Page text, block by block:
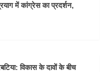
में कांग्रेस का प्रदर्शन,
विकास के दावों के बीच